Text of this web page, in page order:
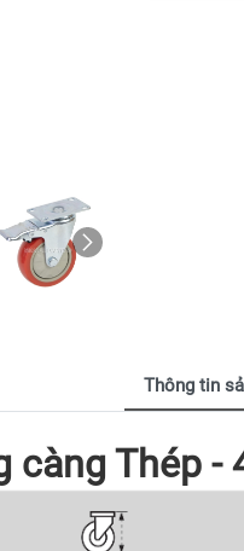
Thông tin
càng Thép -